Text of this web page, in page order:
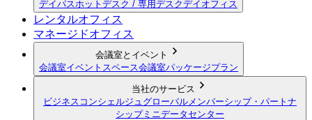
デイパス ホットデスク / 専用デスクデイオフィス
レンタルオフィス
マネージドオフィス
会議室とイベント
会議室イベントスペース会議室パッケージプラン
当社のサービス
ビジネスコンシェルジュ グローバルメンバーシップ・パートナ
シップミニデータセンター